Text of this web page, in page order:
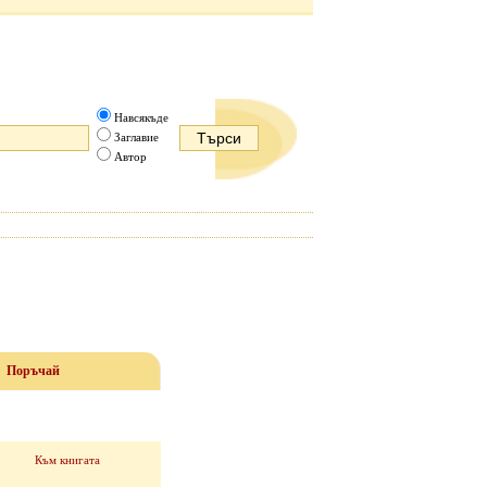
Навсякъде
Заглавие
Автор
Поръчай
Към книгата